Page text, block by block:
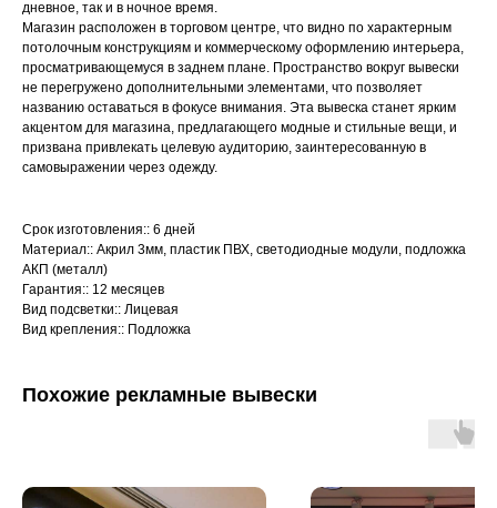
дневное, так и в ночное время.
Магазин расположен в торговом центре, что видно по характерным
потолочным конструкциям и коммерческому оформлению интерьера,
просматривающемуся в заднем плане. Пространство вокруг вывески
не перегружено дополнительными элементами, что позволяет
названию оставаться в фокусе внимания. Эта вывеска станет ярким
акцентом для магазина, предлагающего модные и стильные вещи, и
призвана привлекать целевую аудиторию, заинтересованную в
самовыражении через одежду.
Срок изготовления:: 6 дней
Материал:: Акрил 3мм, пластик ПВХ, светодиодные модули, подложка
АКП (металл)
Гарантия:: 12 месяцев
Вид подсветки:: Лицевая
Вид крепления:: Подложка
Похожие рекламные вывески